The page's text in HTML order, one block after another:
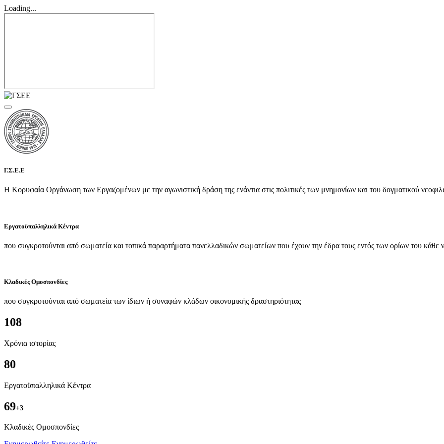
Loading...
Γ.Σ.Ε.Ε
Η Κορυφαία Οργάνωση των Εργαζομένων με την αγωνιστική δράση της ενάντια στις πολιτικές των μνημονίων και του δογματικού
Εργατοϋπαλληλικά Κέντρα
που συγκροτούνται από σωματεία και τοπικά παραρτήματα πανελλαδικών σωματείων που έχουν την έδρα τους εντός των ορίων του κάθε
Κλαδικές Ομοσπονδίες
που συγκροτούνται από σωματεία των ίδιων ή συναφών κλάδων οικονομικής δραστηριότητας
108
Χρόνια ιστορίας
80
Εργατοϋπαλληλικά Κέντρα
69+3
Kλαδικές Ομοσπονδίες